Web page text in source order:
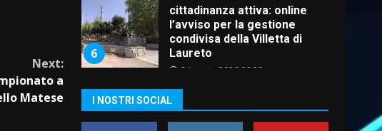
Next:
a
Matese
6
cittadinanza attiva: online
l’avviso per la gestione
condivisa della Villetta di
Laureto
6 Agosto 2026 06:20
prima assoluta de “L’Albergo
Belvedere. Il rapimento”
I NOSTRI SOCIAL